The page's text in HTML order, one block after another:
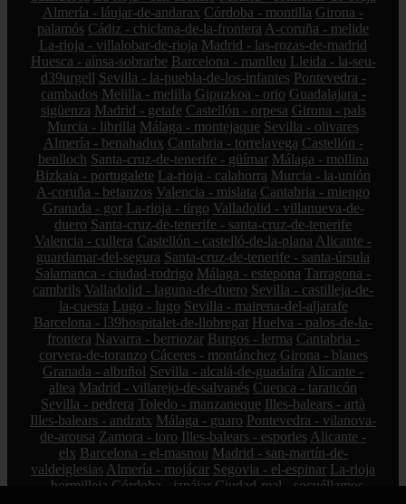
Almería - láujar-de-andarax Córdoba - montilla Girona -
palamós Cádiz - chiclana-de-la-frontera A-coruña - melide
La-rioja - villalobar-de-rioja Madrid - las-rozas-de-madrid
Huesca - aínsa-sobrarbe Barcelona - manlleu Lleida - la-seu-
d39urgell Sevilla - la-puebla-de-los-infantes Pontevedra -
cambados Melilla - melilla Gipuzkoa - orio Guadalajara -
sigüenza Madrid - getafe Castellón - orpesa Girona - pals
Murcia - librilla Málaga - montejaque Sevilla - olivares
Almería - benahadux Cantabria - torrelavega Castellón -
benlloch Santa-cruz-de-tenerife - güímar Málaga - mollina
Bizkaia - portugalete La-rioja - calahorra Murcia - la-unión
A-coruña - betanzos Valencia - mislata Cantabria - miengo
Granada - gor La-rioja - tirgo Valladolid - villanueva-de-
duero Santa-cruz-de-tenerife - santa-cruz-de-tenerife
Valencia - cullera Castellón - castelló-de-la-plana Alicante -
guardamar-del-segura Santa-cruz-de-tenerife - santa-úrsula
Salamanca - ciudad-rodrigo Málaga - estepona Tarragona -
cambrils Valladolid - laguna-de-duero Sevilla - castilleja-de-
la-cuesta Lugo - lugo Sevilla - mairena-del-aljarafe
Barcelona - l39hospitalet-de-llobregat Huelva - palos-de-la-
frontera Navarra - berriozar Burgos - lerma Cantabria -
corvera-de-toranzo Cáceres - montánchez Girona - blanes
Granada - albuñol Sevilla - alcalá-de-guadaíra Alicante -
altea Madrid - villarejo-de-salvanés Cuenca - tarancón
Sevilla - pedrera Toledo - manzaneque Illes-balears - artà
Illes-balears - andratx Málaga - guaro Pontevedra - vilanova-
de-arousa Zamora - toro Illes-balears - esporles Alicante -
elx Barcelona - el-masnou Madrid - san-martín-de-
valdeiglesias Almería - mojácar Segovia - el-espinar La-rioja
- hormilleja Córdoba - iznájar Ciudad-real - socuéllamos